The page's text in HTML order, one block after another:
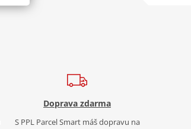
Doprava zdarma
S PPL Parcel Smart máš dopravu na